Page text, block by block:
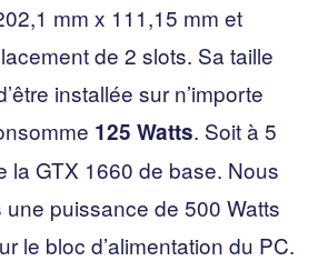
mm x 111,15 mm et
de 2 slots. Sa taille
installée sur n’importe
125 Watts. Soit à 5
la GTX 1660 de base. Nous
puissance de 500 Watts
le bloc d’alimentation du PC.